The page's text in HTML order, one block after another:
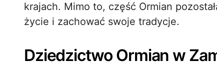
krajach. Mimo to, część Ormian
życie i zachować swoje tradycje.
Dziedzictwo Ormian w